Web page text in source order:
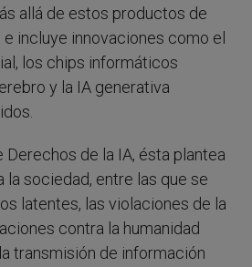
allá de estos productos de
incluye innovaciones como el
los chips informáticos
y la IA generativa
Derechos de la IA, ésta plantea
la sociedad, entre las que se
latentes, las violaciones de la
contra la humanidad
transmisión de información